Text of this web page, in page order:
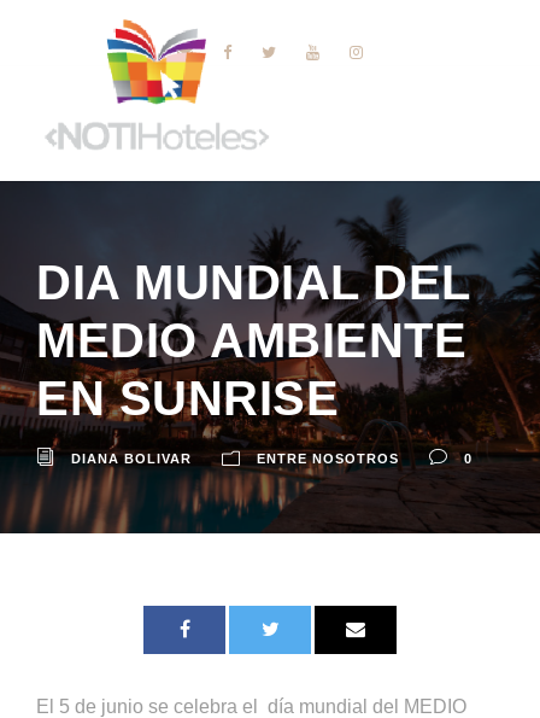
DIA MUNDIAL DEL
MEDIO AMBIENTE
EN SUNRISE
DIANA BOLIVAR ENTRE NOSOTROS 0
El 5 de junio se celebra el día mundial del MEDIO